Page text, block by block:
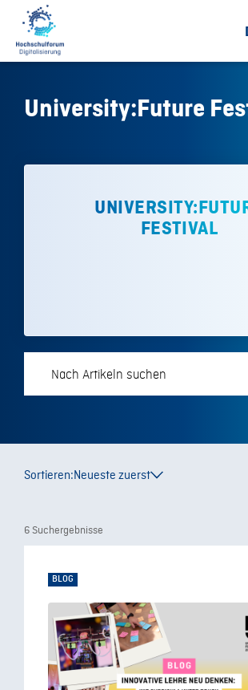
University:Future
FESTIVAL
Sortieren:Neueste zuerst
6 Suchergebnisse
BLOG